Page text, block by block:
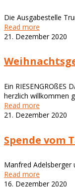
Die Ausgabestelle
Read more
21. Dezember 2020
Ein
herzlich willkommen
Read more
21. Dezember 2020
Spende vom
Manfred Adelsberger
Read more
16. Dezember 2020